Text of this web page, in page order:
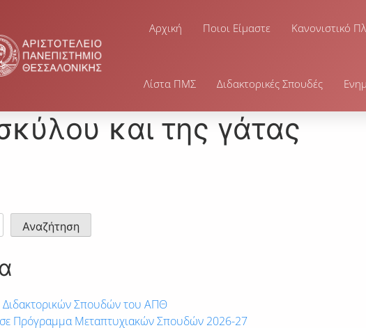
Αρχική Ποιοι Είμαστε Κανονιστικό
Λίστα ΠΜΣ Διδακτορικές Σπουδές
και της γάτας
Αναζήτηση
Σπουδών του ΑΠΘ
Πρόγραμμα Μεταπτυχιακών Σπουδών 2026-27